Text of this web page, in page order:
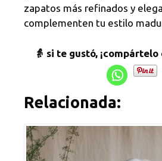
zapatos más refinados y
complementen tu estilo
👵 si te gustó,
Relacionada: